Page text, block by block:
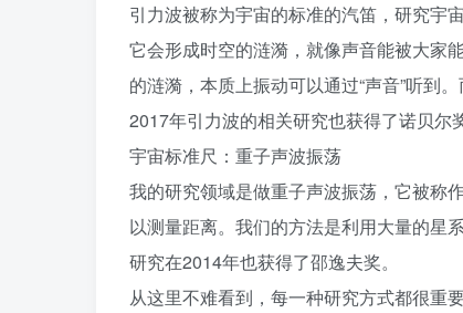
引力波被称为宇宙的标准的汽笛，研究宇
它会形成时空的涟漪，就像声音能被大家
的涟漪，本质上振动可以通过“声音”听到
2017年引力波的相关研究也获得了诺贝尔奖
宇宙标准尺：重子声波振荡
我的研究领域是做重子声波振荡，它被称
以测量距离。我们的方法是利用大量的星
研究在2014年也获得了邵逸夫奖。
从这里不难看到，每一种研究方式都很重